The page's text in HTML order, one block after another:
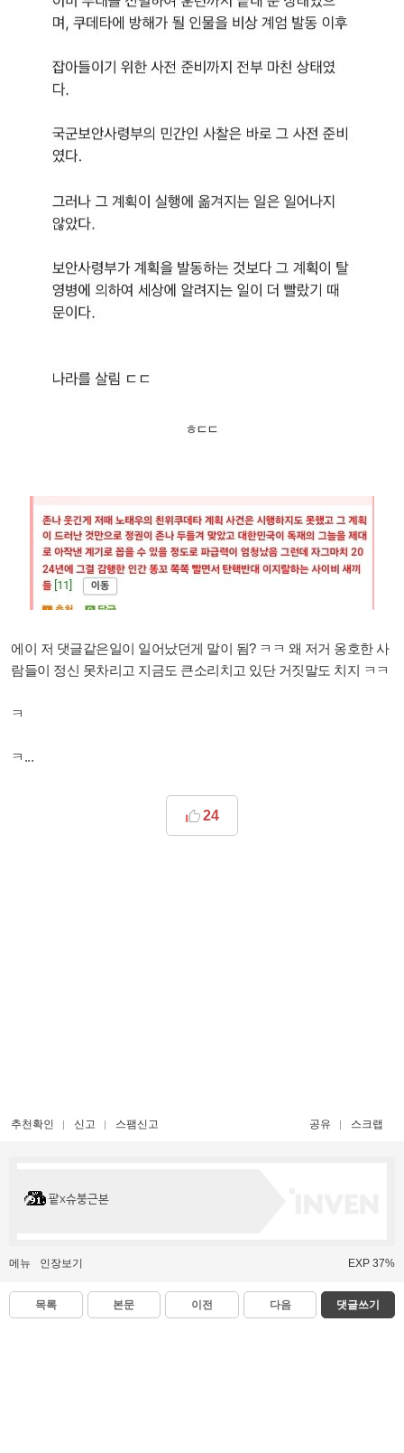
에이 저 댓글같은일이 일어났던게 말이 됨? ㅋㅋ 왜 저거 옹호한 사
람들이 정신 못차리고 지금도 큰소리치고 있단 거짓말도 치지 ㅋㅋ
ㅋ
ㅋ...
24
추천확인 신고 스팸신고 공유 스크랩
팥x슈붕근본
메뉴 인장보기 EXP 37%
목록 본문 이전 다음 댓글쓰기